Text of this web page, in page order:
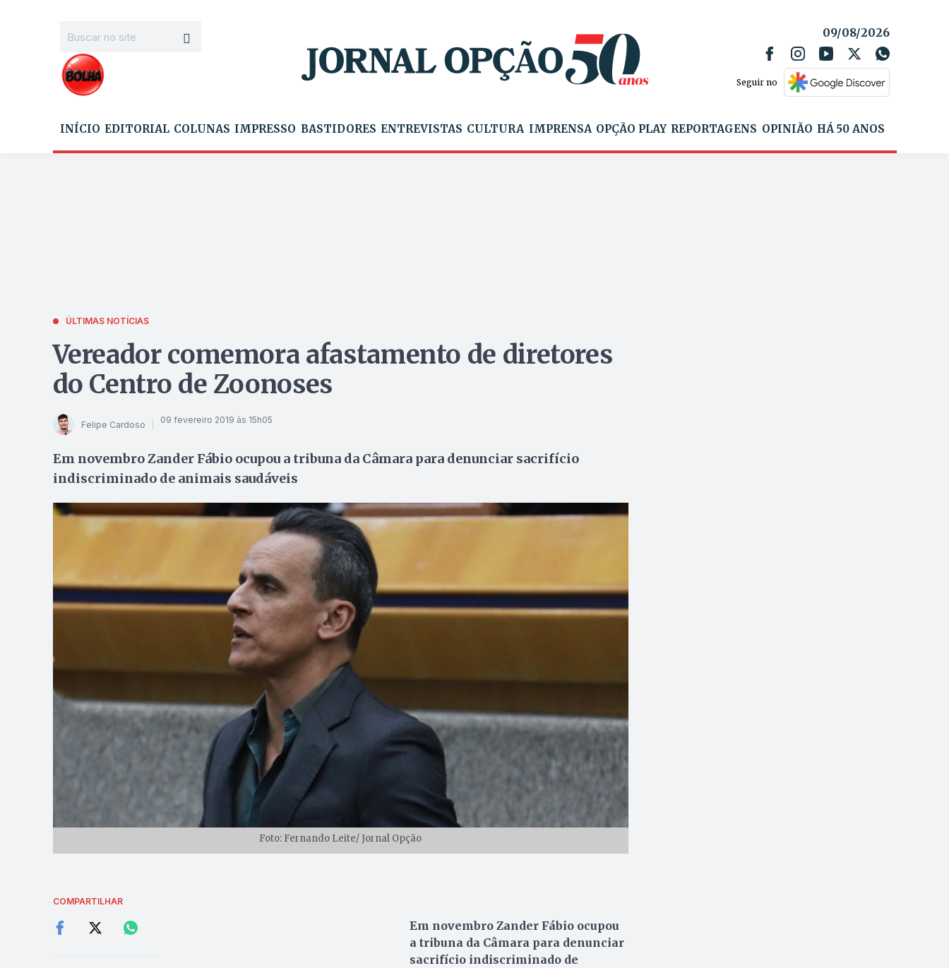
09/08/2026
Seguir no
INÍCIO EDITORIAL COLUNAS IMPRESSO BASTIDORES ENTREVISTAS CULTURA IMPRENSA OPÇÃO PLAY REPORTAGENS OPINIÃO HÁ 50 ANOS
ÚLTIMAS NOTÍCIAS
Vereador comemora afastamento de diretores
do Centro de Zoonoses
Felipe Cardoso 09 fevereiro 2019 às 15h05
Em novembro Zander Fábio ocupou a tribuna da Câmara para denunciar sacrifício
indiscriminado de animais saudáveis
Foto: Fernando Leite/ Jornal Opção
COMPARTILHAR
Em novembro Zander Fábio ocupou
a tribuna da Câmara para denunciar
sacrifício indiscriminado de